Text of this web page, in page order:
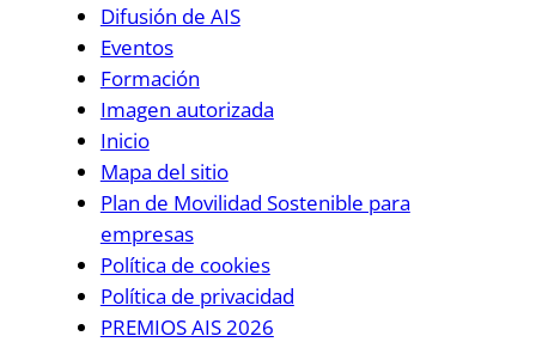
Difusión de AIS
Eventos
Formación
Imagen autorizada
Inicio
Mapa del sitio
Plan de Movilidad Sostenible para
empresas
Política de cookies
Política de privacidad
PREMIOS AIS 2026